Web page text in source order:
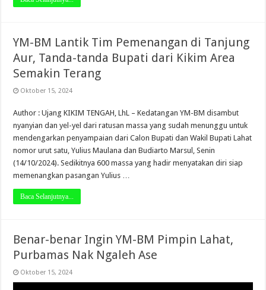
YM-BM Lantik Tim Pemenangan di Tanjung
Aur, Tanda-tanda Bupati dari Kikim Area
Semakin Terang
Oktober 15, 2024
Author : Ujang KIKIM TENGAH, LhL – Kedatangan YM-BM disambut
nyanyian dan yel-yel dari ratusan massa yang sudah menunggu untuk
mendengarkan penyampaian dari Calon Bupati dan Wakil Bupati Lahat
nomor urut satu, Yulius Maulana dan Budiarto Marsul, Senin
(14/10/2024). Sedikitnya 600 massa yang hadir menyatakan diri siap
memenangkan pasangan Yulius …
Baca Selanjutnya...
Benar-benar Ingin YM-BM Pimpin Lahat,
Purbamas Nak Ngaleh Ase
Oktober 15, 2024